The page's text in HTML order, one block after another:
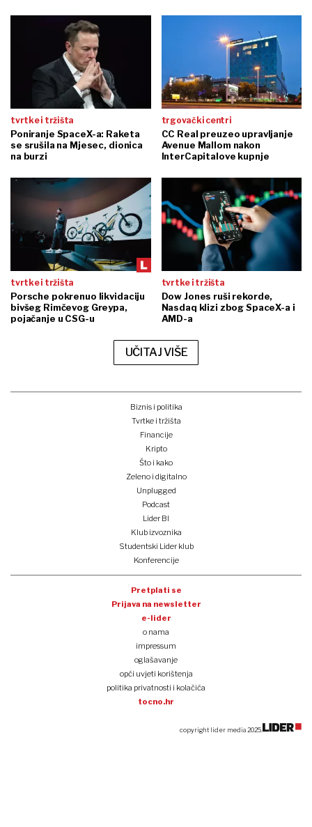
tvrtke i tržišta
Poniranje SpaceX-a: Raketa
se srušila na Mjesec, dionica
na burzi
trgovački centri
CC Real preuzeo upravljanje
Avenue Mallom nakon
InterCapitalove kupnje
tvrtke i tržišta
Porsche pokrenuo likvidaciju
bivšeg Rimčevog Greypa,
pojačanje u CSG-u
tvrtke i tržišta
Dow Jones ruši rekorde,
Nasdaq klizi zbog SpaceX-a i
AMD-a
UČITAJ VIŠE
Biznis i politika
Tvrtke i tržišta
Financije
Kripto
Što i kako
Zeleno i digitalno
Unplugged
Podcast
Lider BI
Klub izvoznika
Studentski Lider klub
Konferencije
Pretplati se
Prijava na newsletter
e-lider
o nama
impressum
oglašavanje
opći uvjeti korištenja
politika privatnosti i kolačića
tocno.hr
copyright lider media 2025.